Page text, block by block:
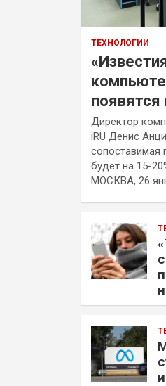
ТЕХНОЛОГИИ
появятся
Директор
iRU Денис
сопоставимая
будет на 15-
МОСКВА, 26